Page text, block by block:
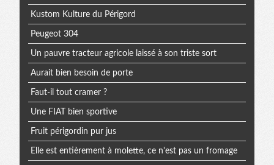
Kustom Kulture du Périgord
Peugeot 304
Un pauvre tracteur agricole laissé à son triste sort
Aurait bien besoin de porte
Faut-il tout cramer ?
Une FIAT bien sportive
Fruit périgordin pur jus
Elle est entièrement à molette, ce n'est pas un fromage